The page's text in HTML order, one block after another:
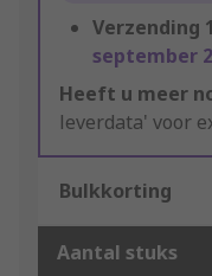
Verzending 1
september
Heeft u meer
leverdata' voor
Bulkkorting
Aantal stuks